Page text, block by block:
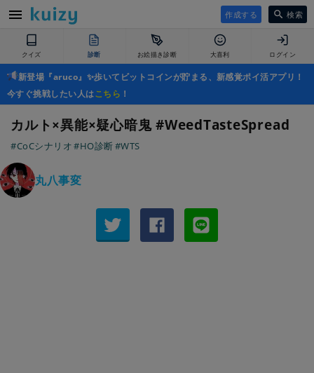
作成する 検索
クイズ 診断 お絵描き診断 大喜利 ログイン
新登場『aruco』✨歩いてビットコインが貯まる、新感覚ポイ活アプリ！
今すぐ挑戦したい人はこちら ！
カルト×異能×疑心暗鬼 #WeedTasteSpread
#CoCシナリオ#HO診断#WTS
丸八事変